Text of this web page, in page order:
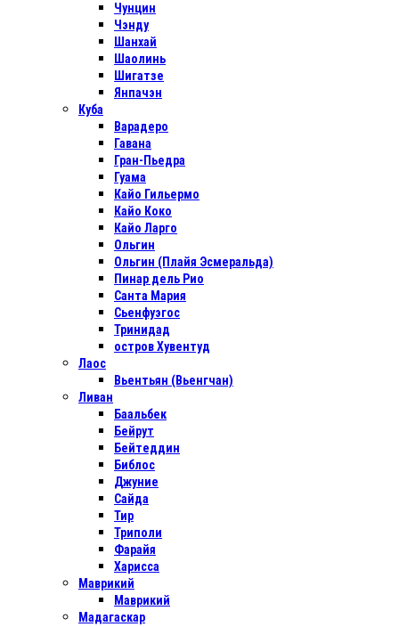
Чунцин
Чэнду
Шанхай
Шаолинь
Шигатзе
Янпачэн
Куба
Варадеро
Гавана
Гран-Пьедра
Гуама
Кайо Гильермо
Кайо Коко
Кайо Ларго
Ольгин
Ольгин (Плайя Эсмеральда)
Пинар дель Рио
Санта Мария
Сьенфуэгос
Тринидад
остров Хувентуд
Лаос
Вьентьян (Вьенгчан)
Ливан
Баальбек
Бейрут
Бейтеддин
Библос
Джуние
Сайда
Тир
Триполи
Фарайя
Харисса
Маврикий
Маврикий
Мадагаскар